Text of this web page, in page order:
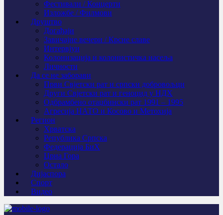
Фестивали / Концерти
Изложбе / Филмови
Друштво
Догађаји
Завичајне вечери / Крсне славе
Интервјуи
Колонизација и колонистичка насеља
Личности
Да се не заборави
Први Свјeтски рат и српски добровољци
Други Свјетски рат и геноцид у НДХ
Одбрамбено отаџбински рат 1991 – 1995
Агресија НАТО и Косово и Метохија
Регион
Хрватска
Република Српска
Федерација БиХ
Црна Гора
Остало
Дијаспора
Спорт
Видео